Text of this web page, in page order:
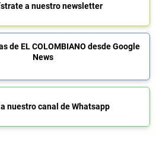
a nuestro newsletter
de EL COLOMBIANO desde Google
News
nuestro canal de Whatsapp